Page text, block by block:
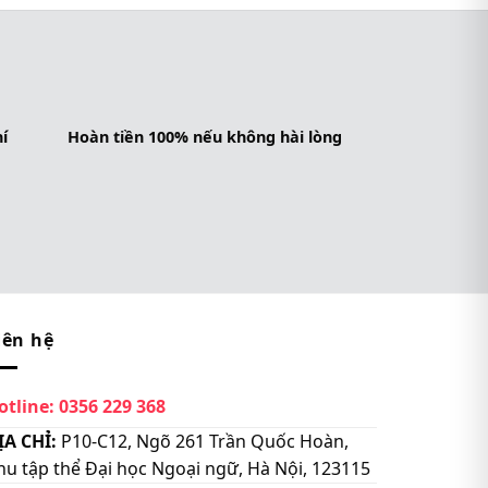
Hoàn tiền 100% nếu không hài lòng
hệ
0356 229 368
CHỈ: P10-C12, Ngõ 261 Trần Quốc Hoàn,
tập thể Đại học Ngoại ngữ, Hà Nội, 123115